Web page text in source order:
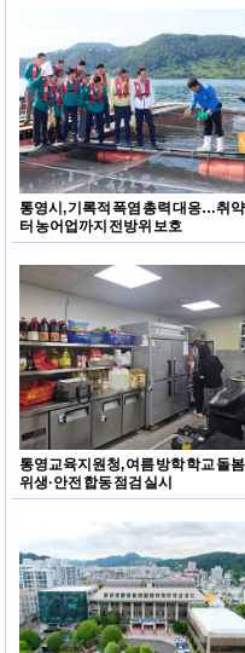
통영시, 기록적 폭염 총력 대응…취
터 농어업까지 전방위 보호
통영교육지원청, 여름 방학 학교 돌
위생·안전 합동 점검 실시